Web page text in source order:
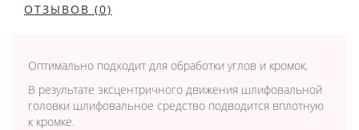
ОТЗЫВОВ (0)
Оптимально подходит для обработки углов и кромок.
В результате эксцентричного движения шлифовальной
головки шлифовальное средство подводится вплотную
к кромке.